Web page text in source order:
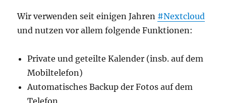
Wir verwenden seit einigen Jahren #Nextcloud
und nutzen vor allem folgende Funktionen:
Private und geteilte Kalender (insb. auf dem
Mobiltelefon)
Automatisches Backup der Fotos auf dem
Telefon